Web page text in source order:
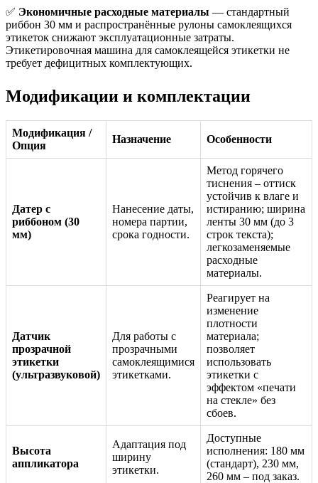
✅ Экономичные расходные материалы — стандартный
риббон 30 мм и распространённые рулоны самоклеящихся
этикеток снижают эксплуатационные затраты.
Этикетировочная машина для самоклеящейся этикетки не
требует дефицитных комплектующих.
Модификации и комплектации
Модификация /
Опция
Назначение Особенности
Датер с
риббоном (30
мм)
Нанесение даты,
номера партии,
срока годности.
Метод горячего
тиснения – оттиск
устойчив к влаге и
истиранию; ширина
ленты 30 мм (до 3
строк текста);
легкозаменяемые
расходные
материалы.
Датчик
прозрачной
этикетки
(ультразвуковой)
Для работы с
прозрачными
самоклеящимися
этикетками.
Реагирует на
изменение
плотности
материала;
позволяет
использовать
этикетки с
эффектом «печати
на стекле» без
сбоев.
Высота
аппликатора
Адаптация под
ширину
этикетки.
Доступные
исполнения: 180 мм
(стандарт), 230 мм,
260 мм – под заказ.